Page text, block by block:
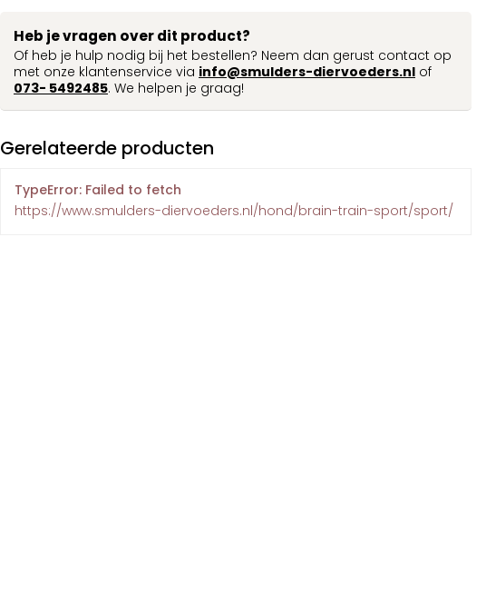
Heb je vragen over dit product?
Of heb je hulp nodig bij het bestellen? Neem dan gerust contact op
met onze klantenservice via info@smulders-diervoeders.nl of
073- 5492485. We helpen je graag!
Gerelateerde producten
TypeError: Failed to fetch
https://www.smulders-diervoeders.nl/hond/brain-train-sport/sport/